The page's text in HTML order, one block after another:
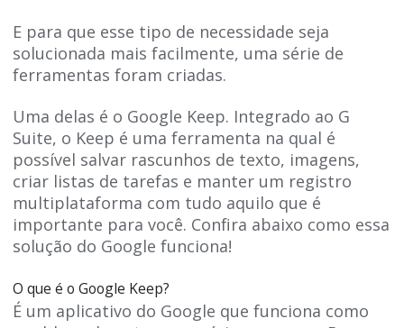
E para que esse tipo de necessidade seja
solucionada mais facilmente, uma série de
ferramentas foram criadas.
Uma delas é o Google Keep. Integrado ao G
Suite, o Keep é uma ferramenta na qual é
possível salvar rascunhos de texto, imagens,
criar listas de tarefas e manter um registro
multiplataforma com tudo aquilo que é
importante para você. Confira abaixo como essa
solução do Google funciona!
O que é o Google Keep?
É um aplicativo do Google que funciona como